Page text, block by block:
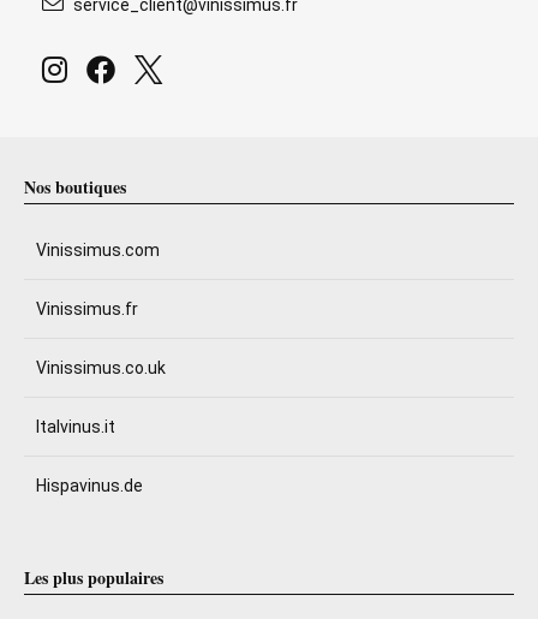
service_client@vinissimus.fr
Nos boutiques
Vinissimus.com
Vinissimus.fr
Vinissimus.co.uk
Italvinus.it
Hispavinus.de
Les plus populaires